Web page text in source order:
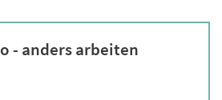
- anders arbeiten